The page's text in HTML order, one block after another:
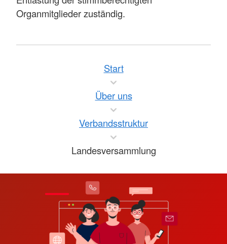
Organmitglieder zuständig.
Start
Über uns
Verbandsstruktur
Landesversammlung